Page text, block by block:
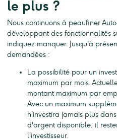
le plus ?
Nous continuons à peaufiner
développant des fonctionnalités
indiquez manquer. Jusqu'à
demandées :
La possibilité pour un
maximum par mois.
montant maximum par
Avec un maximum
n'investira jamais plus
d'argent disponible, il
l'investisseur.